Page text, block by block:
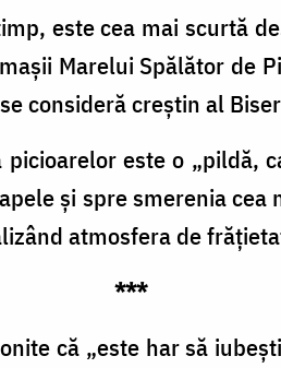
este cea mai scurtă
Marelui Spălător de
consideră creștin al
este o „pildă,
și spre smerenia
atmosfera de
***
că „este har să